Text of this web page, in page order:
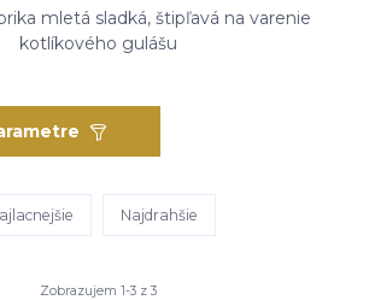
mletá sladká, štipľavá na varenie
kotlíkového gulášu
Najdrahšie
Zobrazujem 1-3 z 3